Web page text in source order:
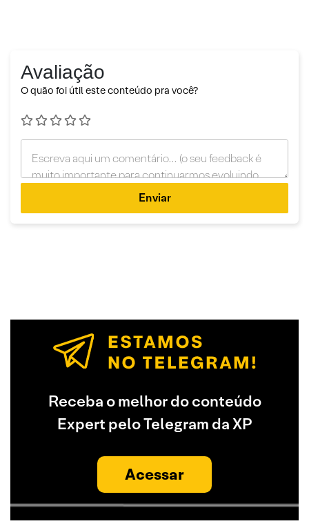
Avaliação
O quão foi útil este conteúdo pra você?
Enviar
Receba o melhor do conteúdo
Expert pelo Telegram da XP
Acessar